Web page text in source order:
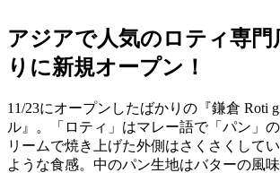
アジアで人気のロティ専門
りに新規オープン！
11/23にオープンしたばかりの『鎌倉 Roti
ル』。「ロティ」はマレー語で「パン」
リームで焼き上げた外側はさくさくして
ような食感。中のパン生地はバターの風